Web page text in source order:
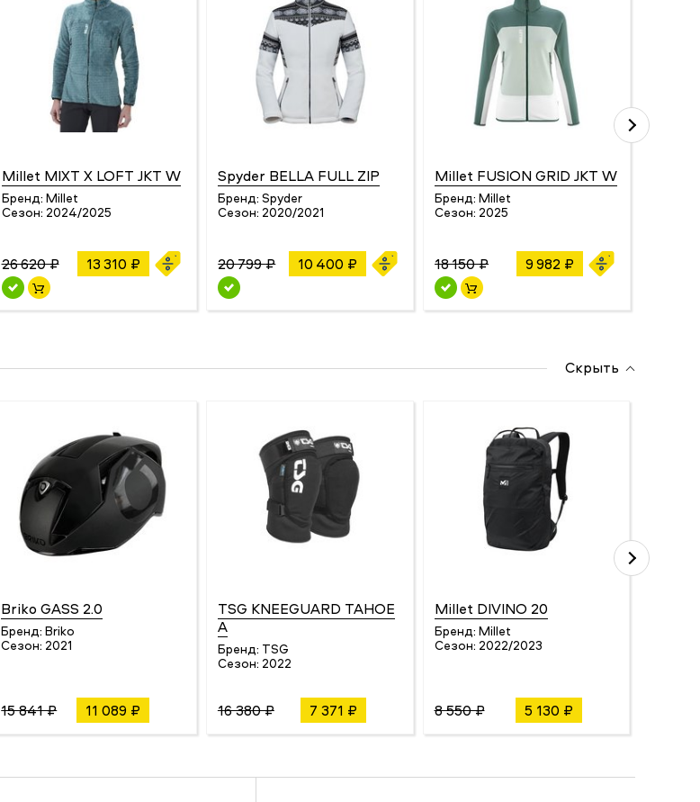
Millet MIXT X LOFT JKT W
Бренд: Millet
Сезон: 2024/2025
26 620 ₽ 13 310 ₽
Spyder BELLA FULL ZIP
Бренд: Spyder
Сезон: 2020/2021
20 799 ₽ 10 400 ₽
Millet FUSION GRID JKT W
Бренд: Millet
Сезон: 2025
18 150 ₽ 9 982 ₽
Скрыть
Briko GASS 2.0
Бренд: Briko
Сезон: 2021
15 841 ₽ 11 089 ₽
TSG KNEEGUARD TAHOE
A
Бренд: TSG
Сезон: 2022
16 380 ₽ 7 371 ₽
Millet DIVINO 20
Бренд: Millet
Сезон: 2022/2023
8 550 ₽ 5 130 ₽